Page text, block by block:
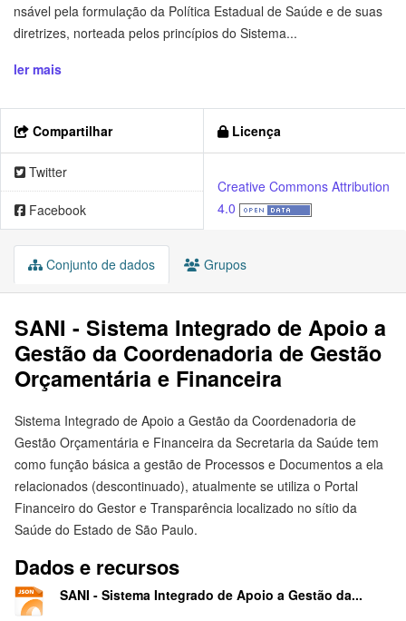
nsável pela formulação da Política Estadual de Saúde e de suas
diretrizes, norteada pelos princípios do Sistema...
ler mais
Compartilhar
Twitter
Facebook
Licença
Creative Commons Attribution
4.0
Conjunto de dados Grupos
SANI - Sistema Integrado de Apoio a
Gestão da Coordenadoria de Gestão
Orçamentária e Financeira
Sistema Integrado de Apoio a Gestão da Coordenadoria de
Gestão Orçamentária e Financeira da Secretaria da Saúde tem
como função básica a gestão de Processos e Documentos a ela
relacionados (descontinuado), atualmente se utiliza o Portal
Financeiro do Gestor e Transparência localizado no sítio da
Saúde do Estado de São Paulo.
Dados e recursos
SANI - Sistema Integrado de Apoio a Gestão da...